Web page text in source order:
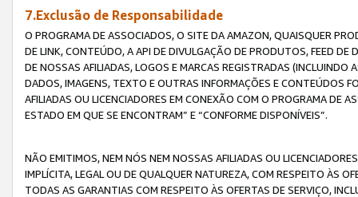
7.Exclusão de Responsabilidade
O PROGRAMA DE ASSOCIADOS, O SITE DA AMAZON, QUAISQUER
DE LINK, CONTEÚDO, A API DE DIVULGAÇÃO DE PRODUTOS, FEED
DE NOSSAS AFILIADAS, LOGOS E MARCAS REGISTRADAS
DADOS, IMAGENS, TEXTO E OUTRAS INFORMAÇÕES E CONTEÚDOS
AFILIADAS OU LICENCIADORES EM CONEXÃO COM O PROGRAMA DE
ESTADO EM QUE SE ENCONTRAM” E “CONFORME DISPONÍVEIS”.
NÃO EMITIMOS, NEM NÓS NEM NOSSAS AFILIADAS OU
IMPLÍCITA, LEGAL OU DE QUALQUER NATUREZA, COM RESPEITO ÀS
TODAS AS GARANTIAS COM RESPEITO ÀS OFERTAS DE SERVIÇO,